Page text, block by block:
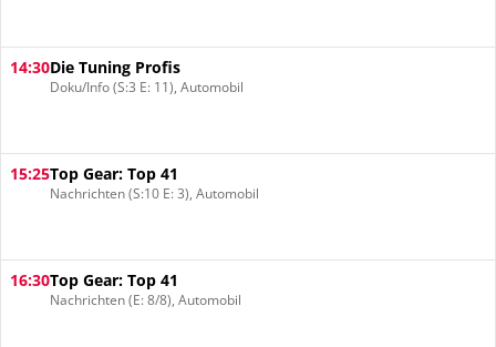
14:30Die Tuning Profis
Doku/Info (S:3 E: 11), Automobil
15:25Top Gear: Top 41
Nachrichten (S:10 E: 3), Automobil
16:30Top Gear: Top 41
Nachrichten (E: 8/8), Automobil